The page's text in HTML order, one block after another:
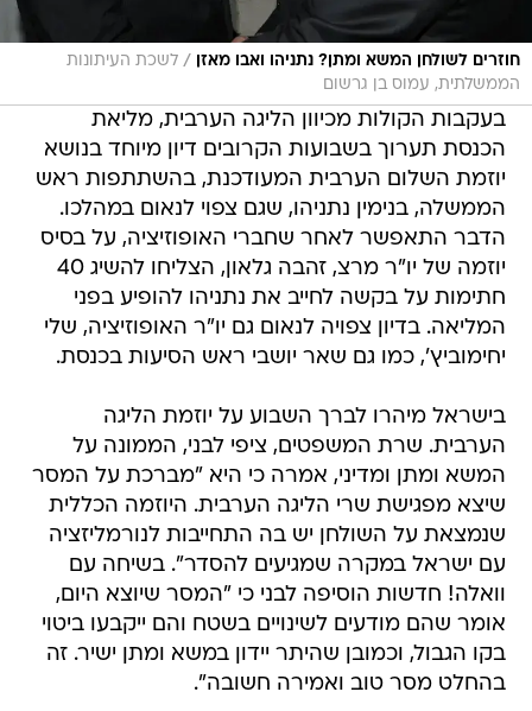
חוזרים לשולחן המשא ומתן? נתניהו ואבו מאזן / לשכת העיתונות
הממשלתית, עמוס בן גרשום
בעקבות הקולות מכיוון הליגה הערבית, מליאת
הכנסת תערוך בשבועות הקרובים דיון מיוחד בנושא
יוזמת השלום הערבית המעודכנת, בהשתתפות ראש
הממשלה, בנימין נתניהו, שגם צפוי לנאום במהלכו.
הדבר התאפשר לאחר שחברי האופוזיציה, על בסיס
יוזמה של יו"ר מרצ, זהבה גלאון, הצליחו להשיג 40
חתימות על בקשה לחייב את נתניהו להופיע בפני
המליאה. בדיון צפויה לנאום גם יו"ר האופוזיציה, שלי
יחימוביץ', כמו גם שאר יושבי ראש הסיעות בכנסת.
בישראל מיהרו לברך השבוע על יוזמת הליגה
הערבית. שרת המשפטים, ציפי לבני, הממונה על
המשא ומתן ומדיני, אמרה כי היא "מברכת על המסר
שיצא מפגישת שרי הליגה הערבית. היוזמה הכללית
שנמצאת על השולחן יש בה התחייבות לנורמליזציה
עם ישראל במקרה שמגיעים להסדר". בשיחה עם
וואלה! חדשות הוסיפה לבני כי "המסר שיוצא היום,
אומר שהם מודעים לשינויים בשטח והם ייקבעו ביטוי
בקו הגבול, וכמובן שהיתר יידון במשא ומתן ישיר. זה
בהחלט מסר טוב ואמירה חשובה".